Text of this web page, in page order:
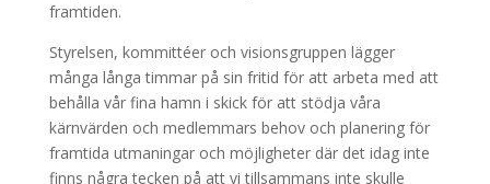
framtiden.
Styrelsen, kommittéer och visionsgruppen lägger
många långa timmar på sin fritid för att arbeta med att
behålla vår fina hamn i skick för att stödja våra
kärnvärden och medlemmars behov och planering för
framtida utmaningar och möjligheter där det idag inte
finns några tecken på att vi tillsammans inte skulle